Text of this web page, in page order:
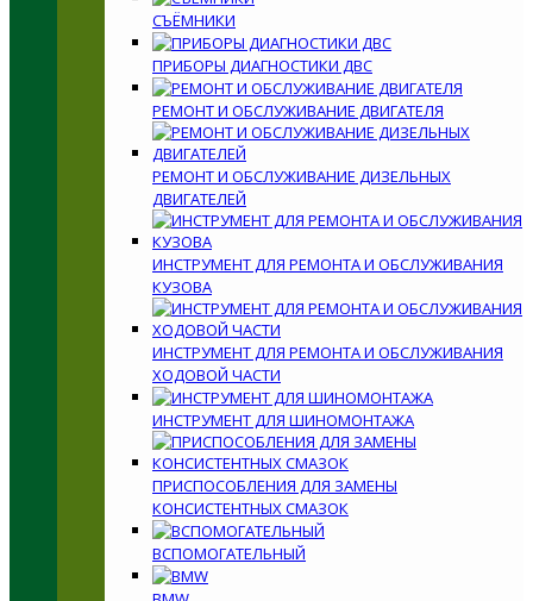
СЪЁМНИКИ
ПРИБОРЫ ДИАГНОСТИКИ ДВС
РЕМОНТ И ОБСЛУЖИВАНИЕ ДВИГАТЕЛЯ
РЕМОНТ И ОБСЛУЖИВАНИЕ ДИЗЕЛЬНЫХ
ДВИГАТЕЛЕЙ
ИНСТРУМЕНТ ДЛЯ РЕМОНТА И ОБСЛУЖИВАНИЯ
КУЗОВА
ИНСТРУМЕНТ ДЛЯ РЕМОНТА И ОБСЛУЖИВАНИЯ
ХОДОВОЙ ЧАСТИ
ИНСТРУМЕНТ ДЛЯ ШИНОМОНТАЖА
ПРИСПОСОБЛЕНИЯ ДЛЯ ЗАМЕНЫ
КОНСИСТЕНТНЫХ СМАЗОК
ВСПОМОГАТЕЛЬНЫЙ